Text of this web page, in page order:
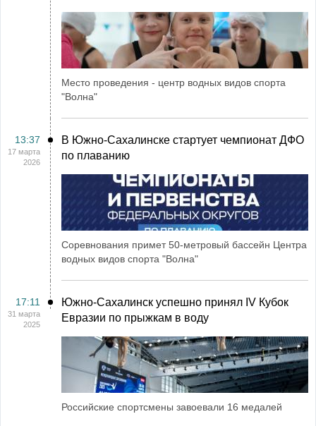
Место проведения - центр водных видов спорта
"Волна"
13:37
17 марта
2026
В Южно-Сахалинске стартует чемпионат ДФО
по плаванию
Соревнования примет 50-метровый бассейн Центра
водных видов спорта "Волна"
17:11
31 марта
2025
Южно-Сахалинск успешно принял IV Кубок
Евразии по прыжкам в воду
Российские спортсмены завоевали 16 медалей